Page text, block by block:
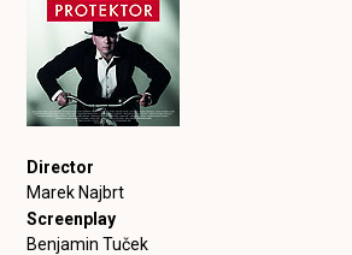
Director
Marek Najbrt
Screenplay
Benjamin Tuček